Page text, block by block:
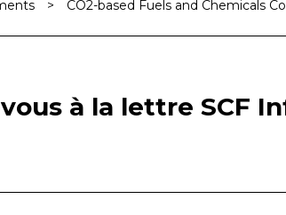
> CO2-based Fuels and Chemicals
à la lettre SCF